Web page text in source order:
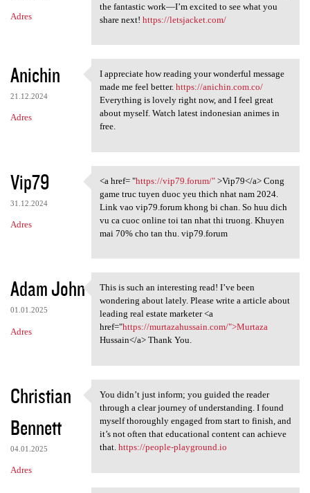
Adres
the fantastic work—I’m excited to see what you
share next! https://letsjacket.com/
Anichin
21.12.2024
Adres
I appreciate how reading your
I appreciate how reading your wonderful message
made me feel better. https://anichin.com.co/
Everything is lovely right now, and I feel great
about myself. Watch latest indonesian animes in
free.
Vip79
31.12.2024
Adres
<a href= "https://vip79.forum
<a href= "https://vip79.forum/">Vip79</a> Cong
game truc tuyen duoc yeu thich nhat nam 2024.
Link vao vip79.forum khong bi chan. So huu dich
vu ca cuoc online toi tan nhat thi truong. Khuyen
mai 70% cho tan thu. vip79.forum
Adam John
01.01.2025
Adres
This is such an interesting
This is such an interesting read! I’ve been
wondering about lately. Please write a article about
leading real estate marketer <a
href="https://murtazahussain.com/">Murtaza
Hussain</a> Thank You.
Christian
Bennett
04.01.2025
Adres
You didn’t just inform; you
You didn’t just inform; you guided the reader
through a clear journey of understanding. I found
myself thoroughly engaged from start to finish, and
it’s not often that educational content can achieve
that. https://people-playground.io